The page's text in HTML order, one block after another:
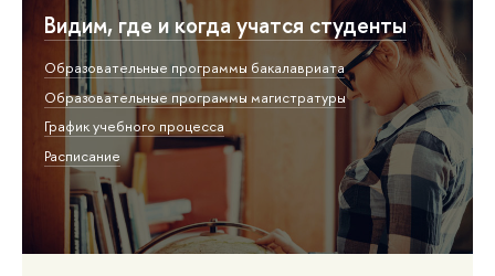
Видим, где и когда учатся студенты
Образовательные программы бакалавриата
Образовательные программы магистратуры
График учебного процесса
Расписание